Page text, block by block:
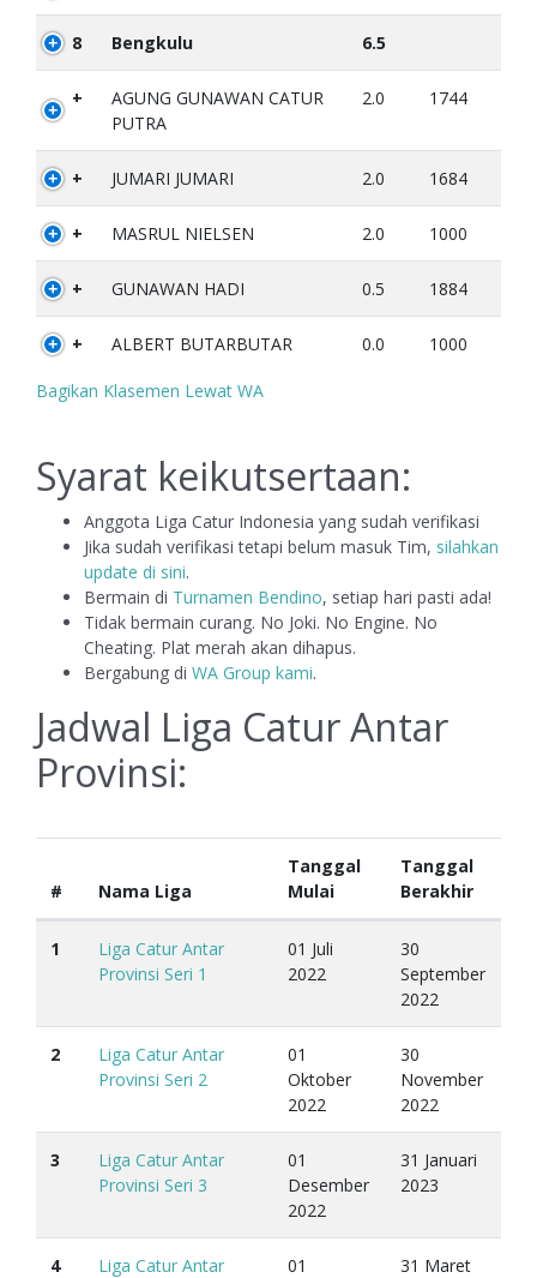
8 Bengkulu 6.5
+
AGUNG GUNAWAN CATUR
PUTRA
2.0 1744
+ JUMARI JUMARI 2.0 1684
+ MASRUL NIELSEN 2.0 1000
+ GUNAWAN HADI 0.5 1884
+ ALBERT BUTARBUTAR 0.0 1000
Bagikan Klasemen Lewat WA
Syarat keikutsertaan:
Anggota Liga Catur Indonesia yang sudah verifikasi
Jika sudah verifikasi tetapi belum masuk Tim, silahkan
update di sini.
Bermain di Turnamen Bendino, setiap hari pasti ada!
Tidak bermain curang. No Joki. No Engine. No
Cheating. Plat merah akan dihapus.
Bergabung di WA Group kami.
Jadwal Liga Catur Antar
Provinsi:
# Nama Liga
Tanggal
Mulai
Tanggal
Berakhir
1
Liga Catur Antar
Provinsi Seri 1
01 Juli
2022
30
September
2022
2
Liga Catur Antar
Provinsi Seri 2
01
Oktober
2022
30
November
2022
3
Liga Catur Antar
Provinsi Seri 3
01
Desember
2022
31 Januari
2023
4
Liga Catur Antar
01
31 Maret